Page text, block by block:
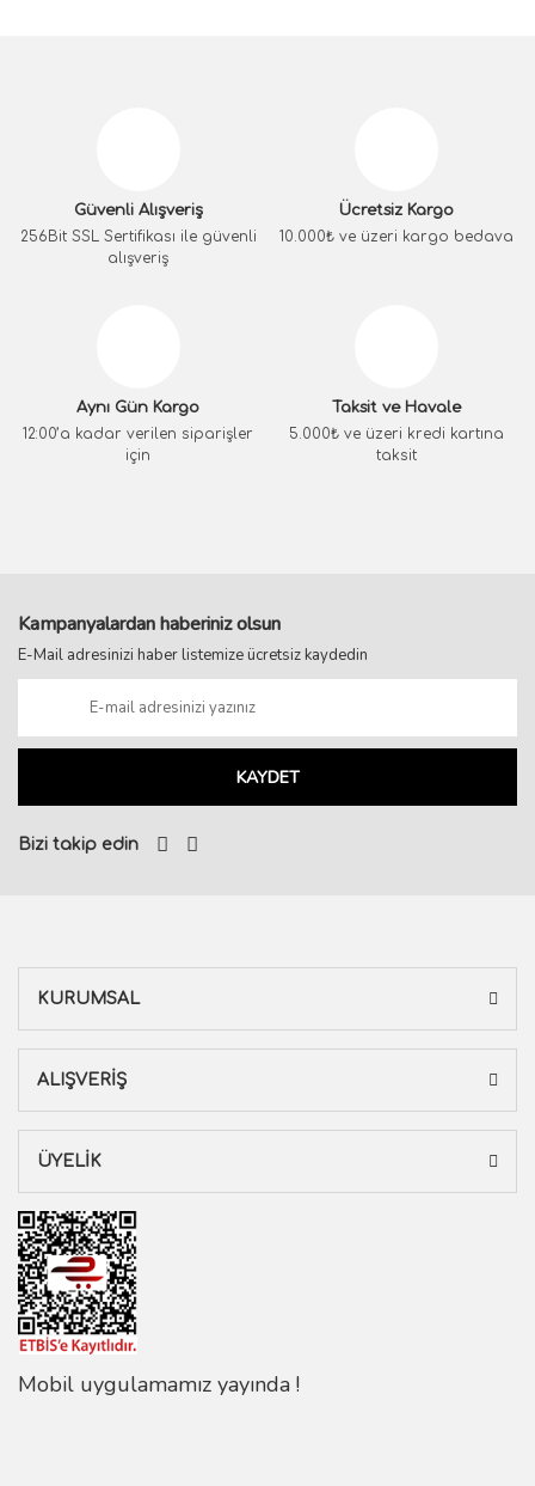
Güvenli Alışveriş
256Bit SSL Sertifikası ile güvenli
alışveriş
Ücretsiz Kargo
10.000₺ ve üzeri kargo bedava
Aynı Gün Kargo
12:00’a kadar verilen siparişler
için
Taksit ve Havale
5.000₺ ve üzeri kredi kartına
taksit
Kampanyalardan haberiniz olsun
E-Mail adresinizi haber listemize ücretsiz kaydedin
KAYDET
Bizi takip edin
KURUMSAL
ALIŞVERİŞ
ÜYELİK
Mobil uygulamamız yayında !